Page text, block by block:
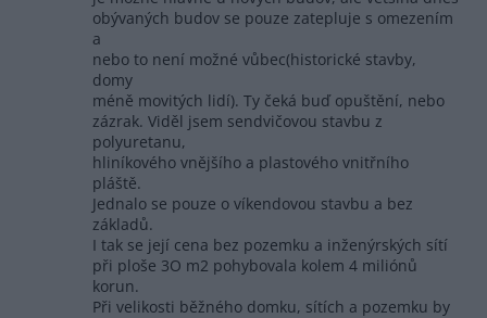
obývaných budov se pouze zatepluje s omezením
a
nebo to není možné vůbec(historické stavby,
domy
méně movitých lidí). Ty čeká buď opuštění, nebo
zázrak. Viděl jsem sendvičovou stavbu z
polyuretanu,
hliníkového vnějšího a plastového vnitřního
pláště.
Jednalo se pouze o víkendovou stavbu a bez
základů.
I tak se její cena bez pozemku a inženýrských sítí
při ploše 3O m2 pohybovala kolem 4 miliónů
korun.
Při velikosti běžného domku, sítích a pozemku by